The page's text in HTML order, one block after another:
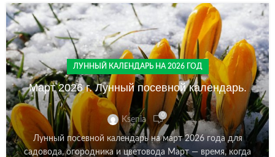
ЛУННЫЙ КАЛЕНДАРЬ НА 2026 ГОД
Март 2026 г. Лунный посевной календарь.
Ksenia 0
Лунный посевной календарь на март 2026 года для
садовода, огородника и цветовода Март — время, когда